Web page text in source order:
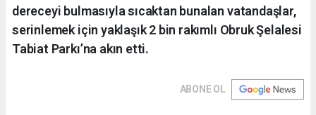
dereceyi bulmasıyla sıcaktan bunalan vatandaşlar,
serinlemek için yaklaşık 2 bin rakımlı Obruk Şelalesi
Tabiat Parkı’na akın etti.
ABONE OL